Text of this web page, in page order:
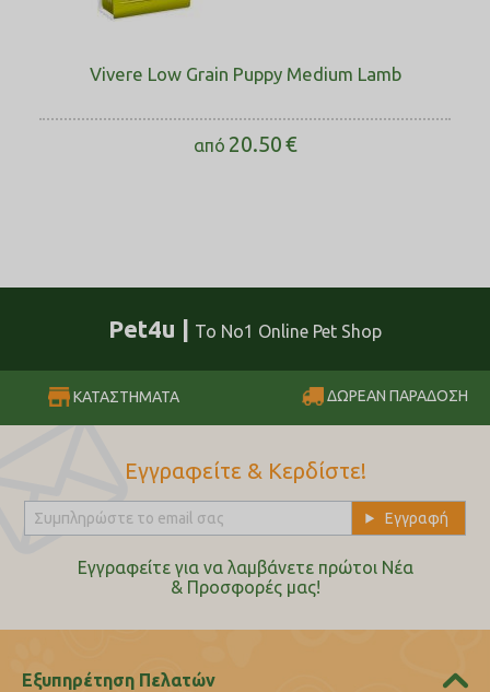
Vivere Low Grain Puppy Medium Lamb
από 20.50€
Pet4u | Το No1 Online Pet Shop
ΚΑΤΑΣΤΗΜΑΤΑ ΔΩΡΕΑΝ ΠΑΡΑΔΟΣΗ
Εγγραφείτε & Κερδίστε!
Εγγραφείτε για να λαμβάνετε πρώτοι Nέα
& Προσφορές μας!
Εξυπηρέτηση Πελατών